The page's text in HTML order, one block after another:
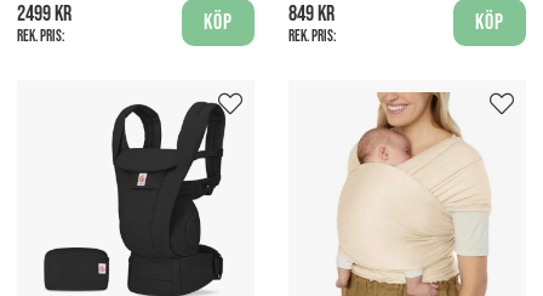
2499 kr
Rek. pris:
Köp
849 kr
Rek. pris:
Köp